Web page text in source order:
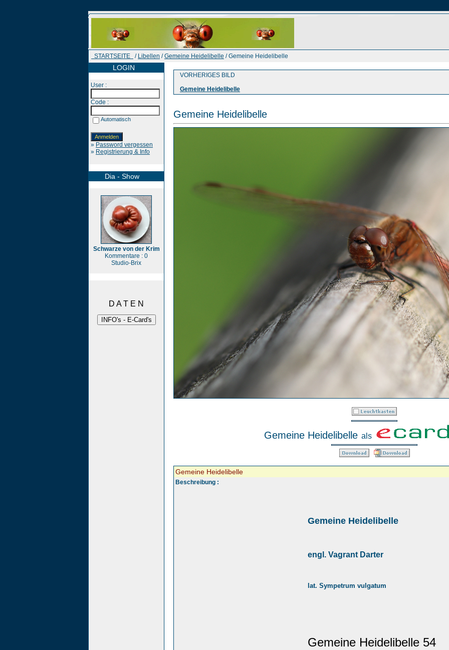
STARTSEITE / Libellen /Gemeine Heidelibelle / Gemeine Heidelibelle
LOGIN
User :
Code :
Automatisch
» Password vergessen
» Registrierung & Info
Dia - Show
Schwarze von der Krim
Kommentare : 0
Studio-Brix
D A T E N
VORHERIGES BILD
Gemeine Heidelibelle
Gemeine Heidelibelle
Gemeine Heidelibelle als
Gemeine Heidelibelle
Beschreibung :
Gemeine Heidelibelle
engl. Vagrant Darter
lat. Sympetrum vulgatum
Gemeine Heidelibelle 54